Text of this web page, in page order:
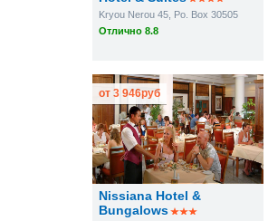
Kryou Nerou 45, Po. Box 30505
Отлично 8.8
Nissiana Hotel &
Bungalows
от 3 946руб